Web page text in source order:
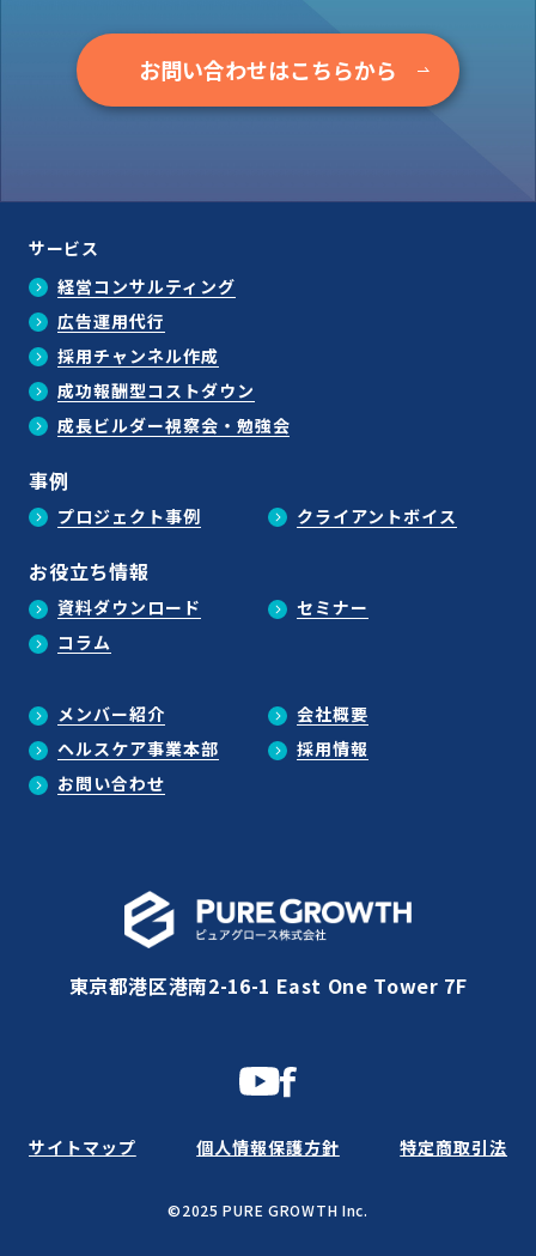
資料ダウンロード
PGハウスについて
お問い合わせはこちらから
サービス
経営コンサルティング
広告運用代行
採用チャンネル作成
成功報酬型コストダウン
成長ビルダー視察会・勉強会
事例
プロジェクト事例 クライアントボイス
お役立ち情報
資料ダウンロード
セミナー
コラム
メンバー紹介
会社概要
ヘルスケア事業本部
採用情報
お問い合わせ
東京都港区港南2-16-1 East One Tower 7F
©2025 PURE GROWTH Inc.
サイトマップ 個人情報保護方針 特定商取引法